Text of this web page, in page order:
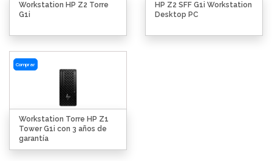
Workstation HP Z2 Torre
G1i
HP Z2 SFF G1i Workstation
Desktop PC
Comprar
Workstation Torre HP Z1
Tower G1i con 3 años de
garantía